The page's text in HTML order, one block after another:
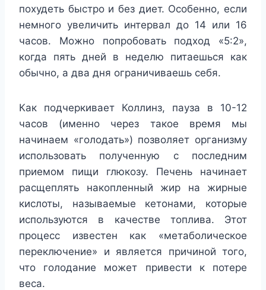
похудеть быстро и без диет. Особенно, если
немного увеличить интервал до 14 или 16
часов. Можно попробовать подход «5:2»,
когда пять дней в неделю питаешься как
обычно, а два дня ограничиваешь себя.
Как подчеркивает Коллинз, пауза в 10-12
часов (именно через такое время мы
начинаем «голодать») позволяет организму
использовать полученную с последним
приемом пищи глюкозу. Печень начинает
расщеплять накопленный жир на жирные
кислоты, называемые кетонами, которые
используются в качестве топлива. Этот
процесс известен как «метаболическое
переключение» и является причиной того,
что голодание может привести к потере
веса.